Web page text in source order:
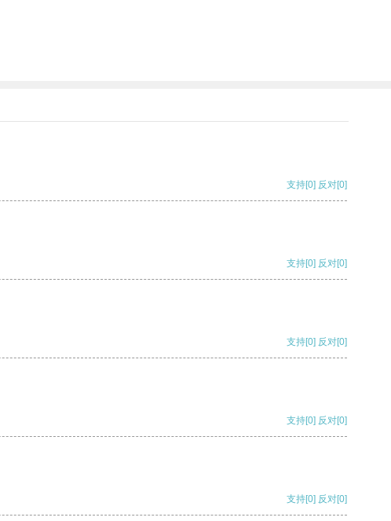
支持[0] 反对[0]
支持[0] 反对[0]
支持[0] 反对[0]
支持[0] 反对[0]
支持[0] 反对[0]